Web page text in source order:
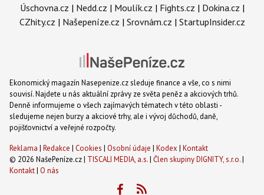
Úschovna.cz | Nedd.cz | Moulík.cz | Fights.cz | Dokina.cz |
CZhity.cz | Našepeníze.cz | Srovnám.cz | StartupInsider.cz
Ekonomický magazín Nasepenize.cz sleduje finance a vše, co s nimi
souvisí. Najdete u nás aktuální zprávy ze světa peněz a akciových trhů.
Denně informujeme o všech zajímavých tématech v této oblasti -
sledujeme nejen burzy a akciové trhy, ale i vývoj důchodů, daně,
pojišťovnictví a veřejné rozpočty.
Reklama | Redakce | Cookies | Osobní údaje | Kodex | Kontakt
© 2026 NašePeníze.cz | TISCALI MEDIA, a.s.| Člen skupiny DIGNITY, s.r.o.|
Kontakt| O nás